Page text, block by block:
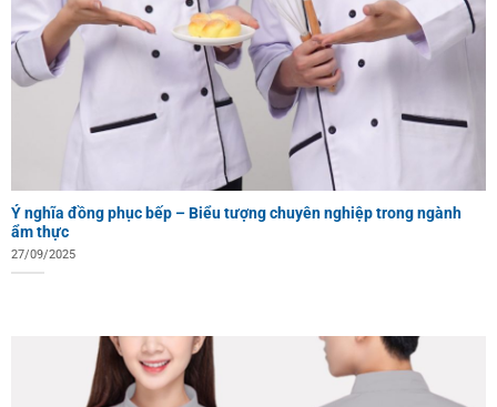
Ý nghĩa đồng phục bếp – Biểu tượng chuyên nghiệp trong ngành
ẩm thực
27/09/2025